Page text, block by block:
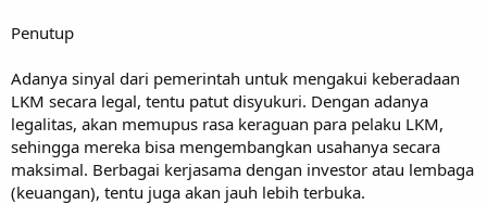
Penutup
Adanya sinyal dari pemerintah untuk mengakui keberadaan
LKM secara legal, tentu patut disyukuri. Dengan adanya
legalitas, akan memupus rasa keraguan para pelaku LKM,
sehingga mereka bisa mengembangkan usahanya secara
maksimal. Berbagai kerjasama dengan investor atau lembaga
(keuangan), tentu juga akan jauh lebih terbuka.